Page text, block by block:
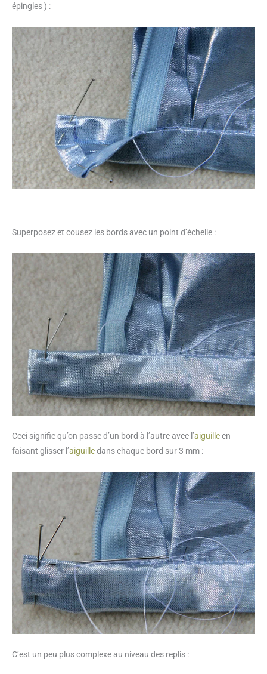
épingles ) :
Superposez et cousez les bords avec un point d’échelle :
Ceci signifie qu’on passe d’un bord à l’autre avec l’aiguilleen
faisant glisser l’aiguilledans chaque bord sur 3 mm :
C’est un peu plus complexe au niveau des replis :